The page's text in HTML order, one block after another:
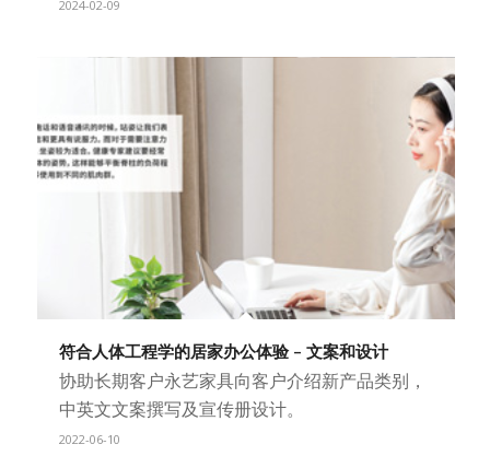
2024-02-09
符合人体工程学的居家办公体验 – 文案和设计
协助长期客户永艺家具向客户介绍新产品类别，
中英文文案撰写及宣传册设计。
2022-06-10